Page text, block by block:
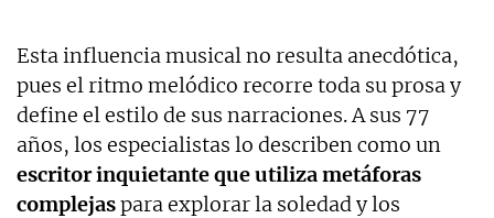
Esta influencia musical no resulta anecdótica,
pues el ritmo melódico recorre toda su prosa y
define el estilo de sus narraciones. A sus 77
años, los especialistas lo describen como un
escritor inquietante que utiliza metáforas
complejaspara explorar la soledad y los